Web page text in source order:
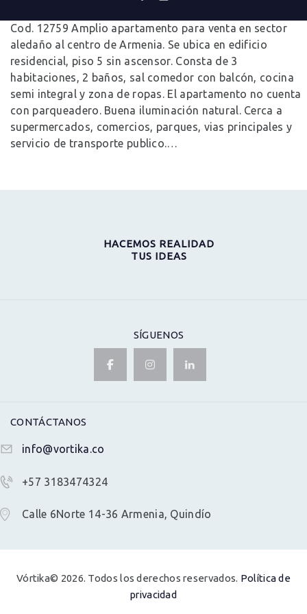
Cod. 12759 Amplio apartamento para venta en sector
aledaño al centro de Armenia. Se ubica en edificio
residencial, piso 5 sin ascensor. Consta de 3
habitaciones, 2 baños, sal comedor con balcón, cocina
semi integral y zona de ropas. El apartamento no cuenta
con parqueadero. Buena iluminación natural. Cerca a
supermercados, comercios, parques, vias principales y
servicio de transporte publico.…
HACEMOS REALIDAD
TUS IDEAS
SÍGUENOS
CONTÁCTANOS
info@vortika.co
+57 3183474324
Calle 6Norte 14-36 Armenia, Quindío
Vórtika© 2026. Todos los derechos reservados. Política de
privacidad